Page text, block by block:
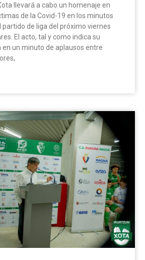
llevará a cabo un homenaje en
de la Covid-19 en los minutos
partido de liga del próximo viernes
El acto, tal y como indica su
un minuto de aplausos entre